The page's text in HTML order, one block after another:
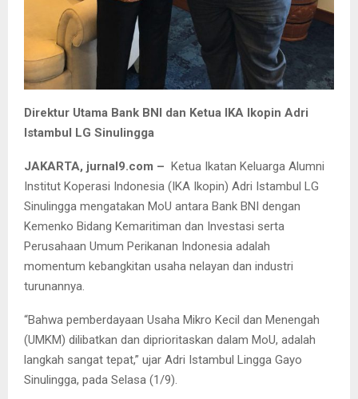
Direktur Utama Bank BNI dan Ketua IKA Ikopin Adri
Istambul LG Sinulingga
JAKARTA, jurnal9.com – Ketua Ikatan Keluarga Alumni
Institut Koperasi Indonesia (IKA Ikopin) Adri Istambul LG
Sinulingga mengatakan MoU antara Bank BNI dengan
Kemenko Bidang Kemaritiman dan Investasi serta
Perusahaan Umum Perikanan Indonesia adalah
momentum kebangkitan usaha nelayan dan industri
turunannya.
“Bahwa pemberdayaan Usaha Mikro Kecil dan Menengah
(UMKM) dilibatkan dan diprioritaskan dalam MoU, adalah
langkah sangat tepat,” ujar Adri Istambul Lingga Gayo
Sinulingga, pada Selasa (1/9).